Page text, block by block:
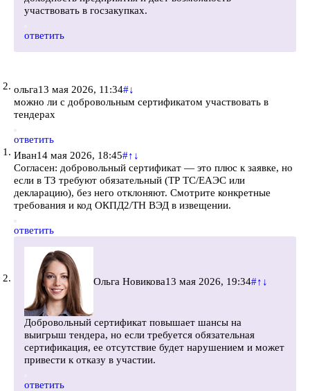
участвовать в госзакупках.
ответить
ольга13 мая 2026, 11:34#↓
можно ли с добровольным сертификатом участвовать в
тендерах
ответить
Иван14 мая 2026, 18:45#↑ ↓
Согласен: добровольный сертификат — это плюс к заявке, но
если в ТЗ требуют обязательный (ТР ТС/ЕАЭС или
декларацию), без него отклоняют. Смотрите конкретные
требования и код ОКПД2/ТН ВЭД в извещении.
ответить
Ольга Новикова13 мая 2026, 19:34#↑ ↓
Добровольный сертификат повышает шансы на
выигрыш тендера, но если требуется обязательная
сертификация, ее отсутствие будет нарушением и может
привести к отказу в участии.
ответить